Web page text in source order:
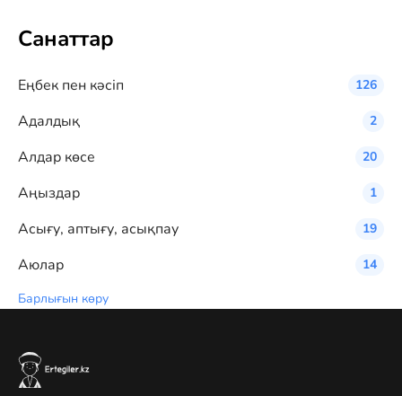
Санаттар
Eңбек пен кәсіп 126
Адалдық 2
Алдар көсе 20
Аңыздар 1
Асығу, аптығу, асықпау 19
Аюлар
14
Барлығын көру